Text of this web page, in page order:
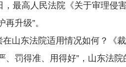
高人民法院《关于审理侵害
升级”。
东法院适用情况如何？《裁
罚得准、用得好”，山东法院